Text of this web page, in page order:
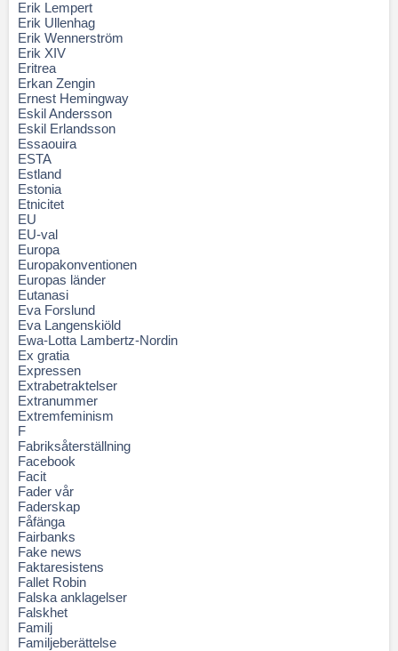
Erik Lempert
Erik Ullenhag
Erik Wennerström
Erik XIV
Eritrea
Erkan Zengin
Ernest Hemingway
Eskil Andersson
Eskil Erlandsson
Essaouira
ESTA
Estland
Estonia
Etnicitet
EU
EU-val
Europa
Europakonventionen
Europas länder
Eutanasi
Eva Forslund
Eva Langenskiöld
Ewa-Lotta Lambertz-Nordin
Ex gratia
Expressen
Extrabetraktelser
Extranummer
Extremfeminism
F
Fabriksåterställning
Facebook
Facit
Fader vår
Faderskap
Fåfänga
Fairbanks
Fake news
Faktaresistens
Fallet Robin
Falska anklagelser
Falskhet
Familj
Familjeberättelse